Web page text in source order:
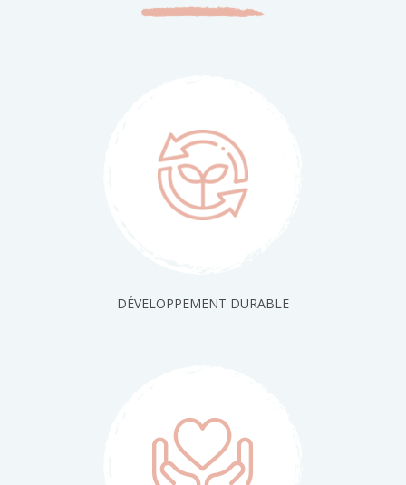
DÉVELOPPEMENT DURABLE